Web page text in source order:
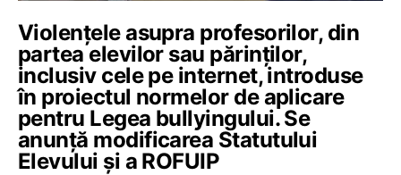
Violențele asupra profesorilor, din
partea elevilor sau părinților,
inclusiv cele pe internet, introduse
în proiectul normelor de aplicare
pentru Legea bullyingului. Se
anunță modificarea Statutului
Elevului și a ROFUIP